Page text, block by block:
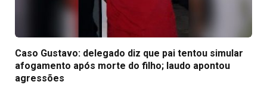
Caso Gustavo: delegado diz que pai tentou simular
afogamento após morte do filho; laudo apontou
agressões